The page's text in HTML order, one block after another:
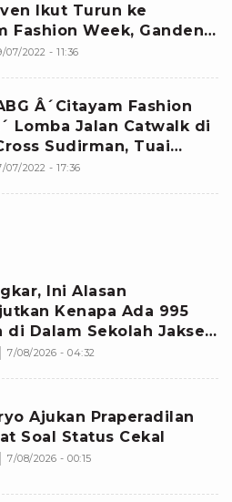
Ikut Turun ke
Fashion Week, Gandeng
Catwalk Bareng
07/2022 - 11:36
Â´Citayam Fashion
Lomba Jalan Catwalk di
Sudirman, Tuai
Netizen: Keren
07/2022 - 17:36
Ini Alasan
Kenapa Ada 995
di Dalam Sekolah Jaksel
7/08/2026 - 04:32
Ajukan Praperadilan
Soal Status Cekal
7/08/2026 - 00:15